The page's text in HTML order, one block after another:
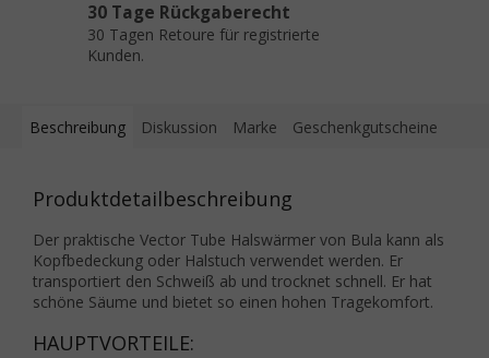
30 Tage Rückgaberecht
30 Tagen Retoure für registrierte
Kunden.
Beschreibung Diskussion Marke Geschenkgutscheine
Produktdetailbeschreibung
Der praktische Vector Tube Halswärmer von Bula kann als
Kopfbedeckung oder Halstuch verwendet werden. Er
transportiert den Schweiß ab und trocknet schnell. Er hat
schöne Säume und bietet so einen hohen Tragekomfort.
HAUPTVORTEILE: